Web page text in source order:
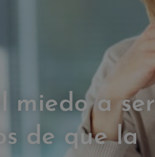
miedo a ser
de que la